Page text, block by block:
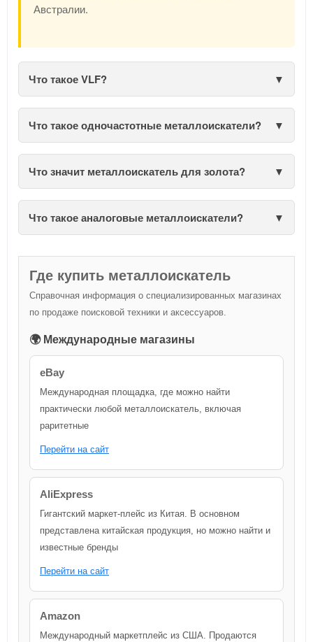
Австралии.
Что такое VLF?
Что такое одночастотные металлоискатели?
Что значит металлоискатель для золота?
Что такое аналоговые металлоискатели?
Где купить металлоискатель
Справочная информация о специализированных магазинах
по продаже поисковой техники и аксессуаров.
🌍 Международные магазины
eBay
Международная площадка, где можно найти
практически любой металлоискатель, включая
раритетные
Перейти на сайт
AliExpress
Гигантский маркет-плейс из Китая. В основном
представлена китайская продукция, но можно найти и
известные бренды
Перейти на сайт
Amazon
Международный маркетплейс из США. Продаются